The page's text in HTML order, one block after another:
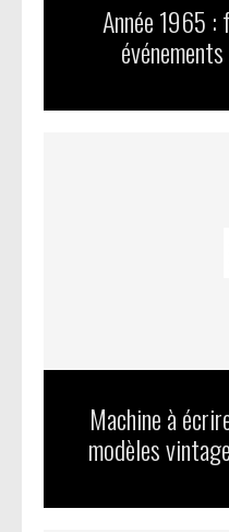
Année 1965
Machine à
modèles